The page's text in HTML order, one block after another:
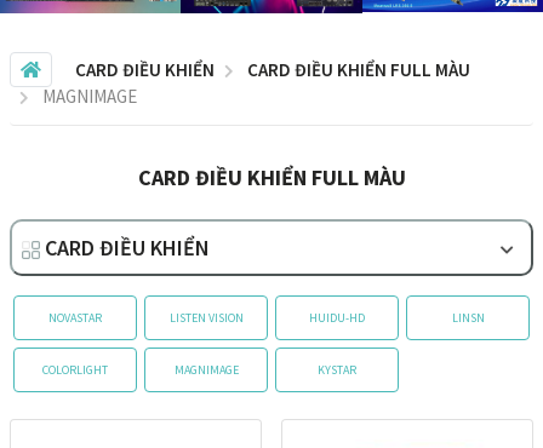
CARD ĐIỀU KHIỂN
CARD ĐIỀU KHIỂN FULL MÀU
MAGNIMAGE
CARD ĐIỀU KHIỂN FULL MÀU
CARD ĐIỀU KHIỂN
NOVASTAR LISTEN VISION HUIDU-HD LINSN
COLORLIGHT MAGNIMAGE KYSTAR